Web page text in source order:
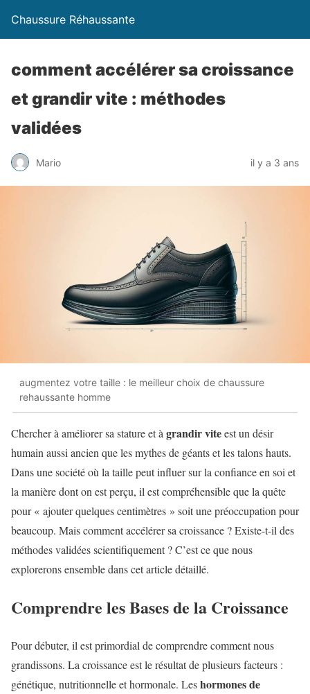
Chaussure Réhaussante
comment accélérer sa croissance
et grandir vite : méthodes
validées
Mario il y a 3 ans
augmentez votre taille : le meilleur choix de chaussure
rehaussante homme
Chercher à améliorer sa stature et à grandir viteest un désir
humain aussi ancien que les mythes de géants et les talons hauts.
Dans une société où la taille peut influer sur la confiance en soi et
la manière dont on est perçu, il est compréhensible que la quête
pour « ajouter quelques centimètres » soit une préoccupation pour
beaucoup. Mais comment accélérer sa croissance ? Existe-t-il des
méthodes validées scientifiquement ? C’est ce que nous
explorerons ensemble dans cet article détaillé.
Comprendre les Bases de la Croissance
Pour débuter, il est primordial de comprendre comment nous
grandissons. La croissance est le résultat de plusieurs facteurs :
génétique, nutritionnelle et hormonale. Leshormones de